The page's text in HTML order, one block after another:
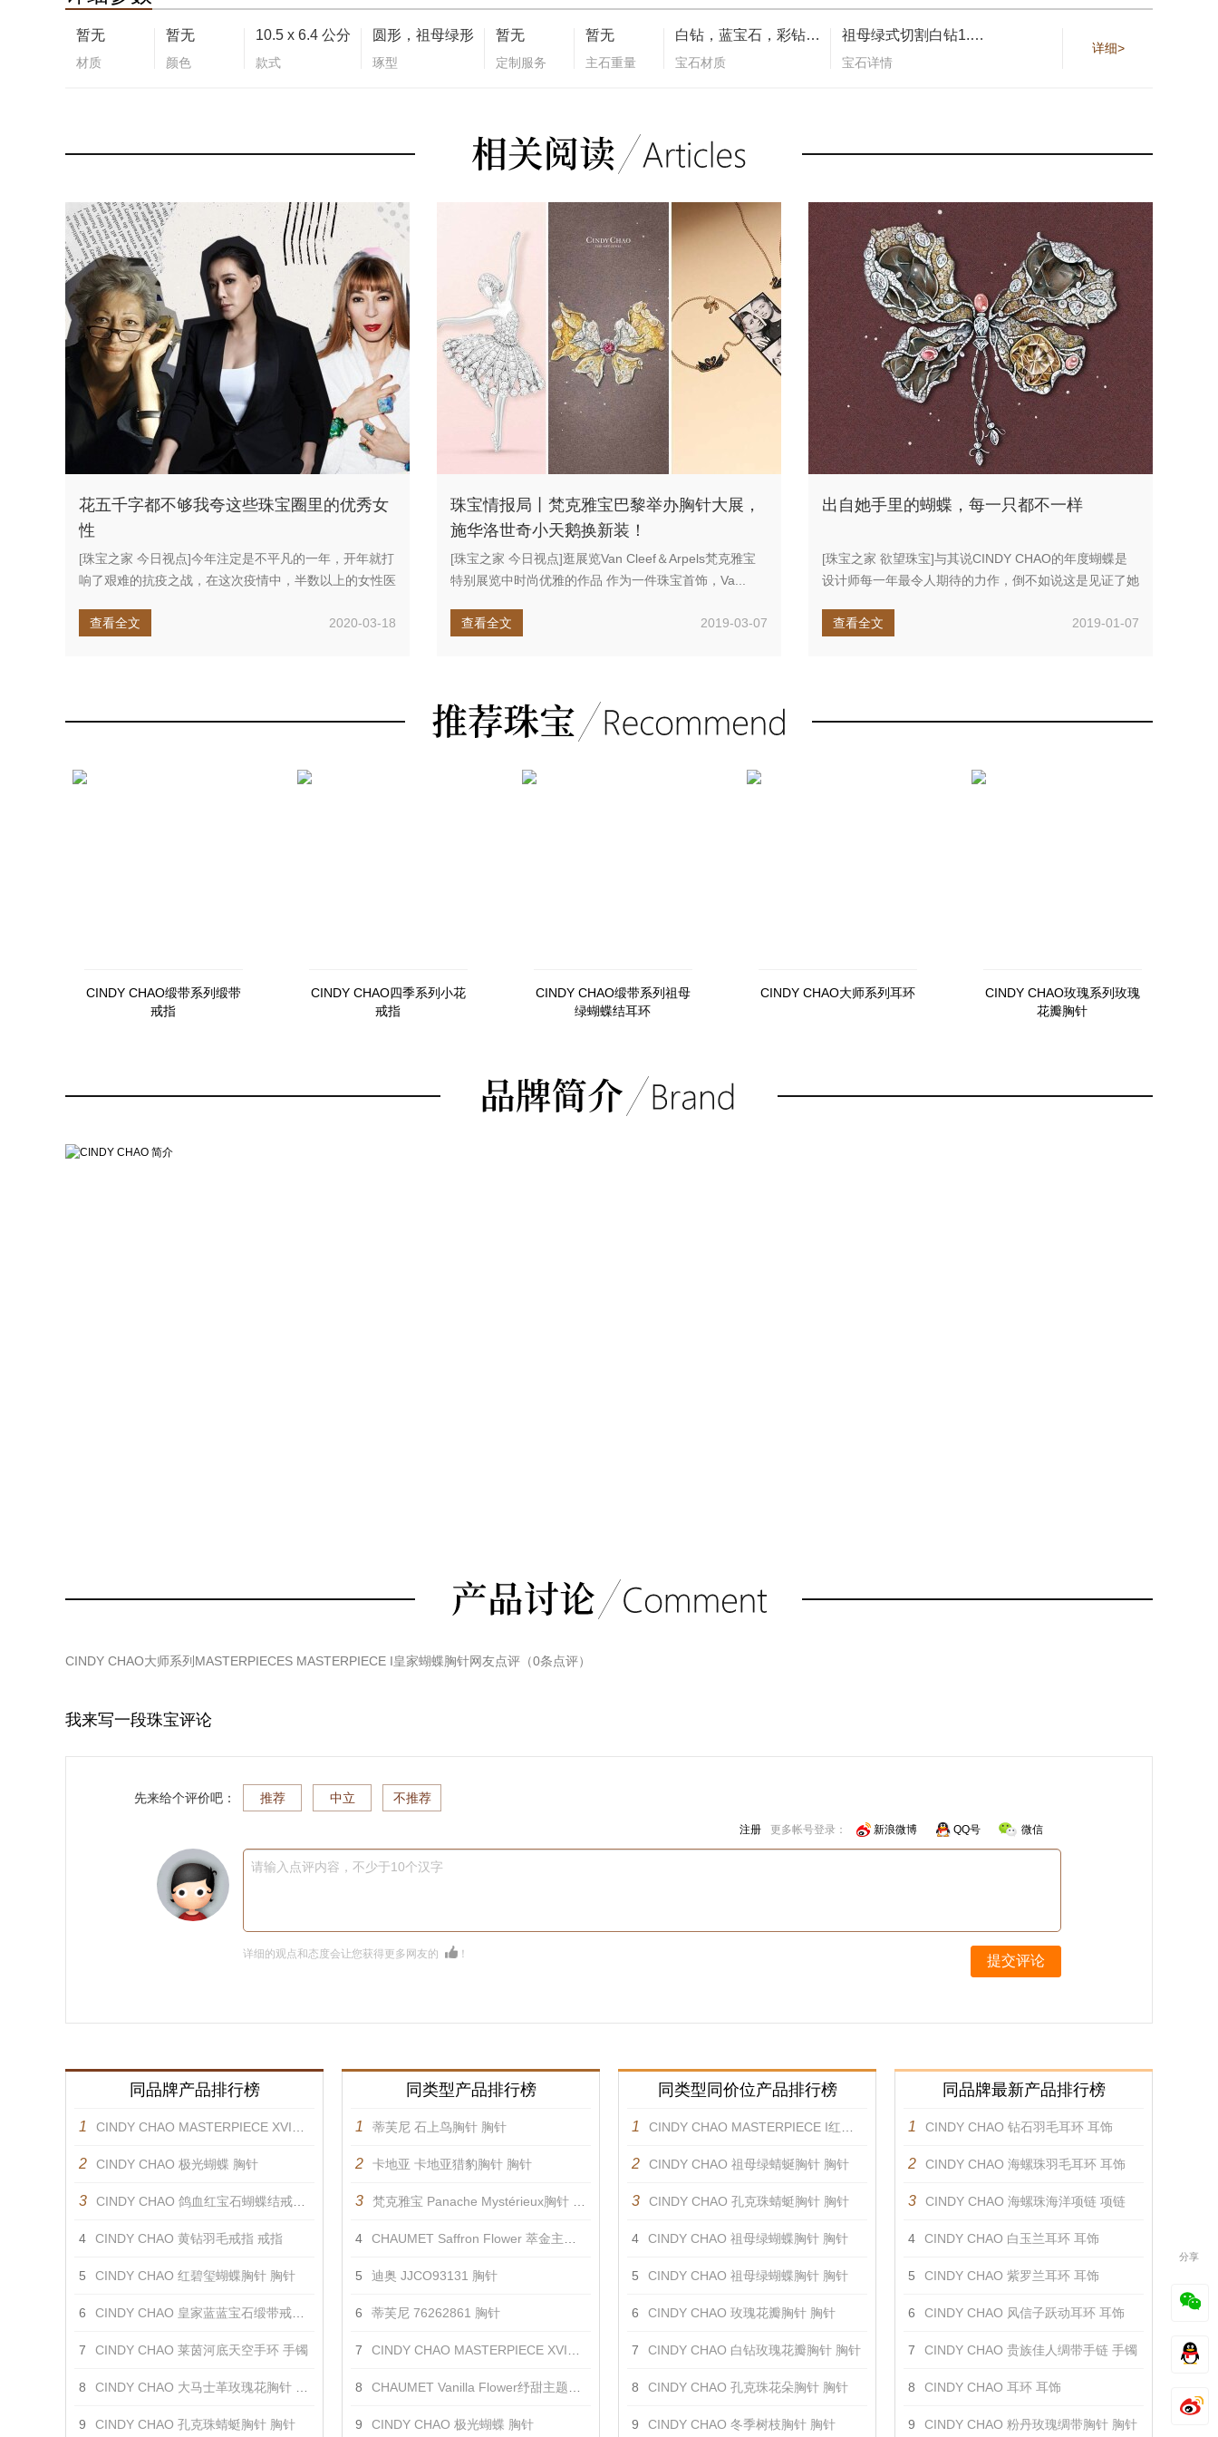
暂无
材质
暂无
颜色
10.5 x 6.4 公分
款式
圆形，祖母绿形
琢型
暂无
定制服务
暂无
主石重量
白钻，蓝宝石，彩钻，红宝石，沙弗莱石
宝石材质
祖母绿式切割白钻1.64克拉，钻石原胚约16.63克拉，白钻约19.20克拉，各色彩钻约12.96克拉，蓝宝石与变色蓝宝石约16.64克拉，红宝石约8.74克拉，沙弗莱石约1.16克拉
宝石详情
详细>
花五千字都不够我夸这些珠宝圈里的优秀女
性
[珠宝之家 今日视点]今年注定是不平凡的一年，开年就打
响了艰难的抗疫之战，在这次疫情中，半数以上的女性医
查看全文
2020-03-18
珠宝情报局丨梵克雅宝巴黎举办胸针大展，
施华洛世奇小天鹅换新装！
[珠宝之家 今日视点]逛展览Van Cleef＆Arpels梵克雅宝
特别展览中时尚优雅的作品 作为一件珠宝首饰，Va...
查看全文 2019-03-07
出自她手里的蝴蝶，每一只都不一样
[珠宝之家 欲望珠宝]与其说CINDY CHAO的年度蝴蝶是
设计师每一年最令人期待的力作，倒不如说这是见证了她
查看全文
2019-01-07
CINDY CHAO缎带系列缎带
戒指
CINDY CHAO四季系列小花
戒指
CINDY CHAO缎带系列祖母
绿蝴蝶结耳环
CINDY CHAO大师系列耳环
CINDY CHAO玫瑰系列玫瑰
花瓣胸针
CINDY CHAO大师系列MASTERPIECES MASTERPIECE I皇家蝴蝶胸针网友点评（0条点评）
我来写一段珠宝评论
先来给个评价吧： 推荐 中立 不推荐
注册 更多帐号登录： 新浪微博 QQ号 微信
请输入点评内容，不少于10个汉字
详细的观点和态度会让您获得更多网友的 ！ 提交评论
同品牌产品排行榜
1 CINDY CHAO MASTERPIECE XVI金黄羽饰 胸针
2 CINDY CHAO 极光蝴蝶 胸针
3 CINDY CHAO 鸽血红宝石蝴蝶结戒指 戒指
4 CINDY CHAO 黄钻羽毛戒指 戒指
5 CINDY CHAO 红碧玺蝴蝶胸针 胸针
6 CINDY CHAO 皇家蓝蓝宝石缎带戒指 戒指
7 CINDY CHAO 莱茵河底天空手环 手镯
8 CINDY CHAO 大马士革玫瑰花胸针 胸针
9 CINDY CHAO 孔克珠蜻蜓胸针 胸针
同类型产品排行榜
1 蒂芙尼 石上鸟胸针 胸针
2 卡地亚 卡地亚猎豹胸针 胸针
3 梵克雅宝 Panache Mystérieux胸针 胸针
4 CHAUMET Saffron Flower 萃金主题胸针2 胸针
5 迪奥 JJCO93131 胸针
6 蒂芙尼 76262861 胸针
7 CINDY CHAO MASTERPIECE XVI金黄羽饰 胸针
8 CHAUMET Vanilla Flower纾甜主题胸针 胸针
9 CINDY CHAO 极光蝴蝶 胸针
同类型同价位产品排行榜
1 CINDY CHAO MASTERPIECE I红宝侧飞蝴蝶 胸针
2 CINDY CHAO 祖母绿蜻蜒胸针 胸针
3 CINDY CHAO 孔克珠蜻蜓胸针 胸针
4 CINDY CHAO 祖母绿蝴蝶胸针 胸针
5 CINDY CHAO 祖母绿蝴蝶胸针 胸针
6 CINDY CHAO 玫瑰花瓣胸针 胸针
7 CINDY CHAO 白钻玫瑰花瓣胸针 胸针
8 CINDY CHAO 孔克珠花朵胸针 胸针
9 CINDY CHAO 冬季树枝胸针 胸针
同品牌最新产品排行榜
1 CINDY CHAO 钻石羽毛耳环 耳饰
2 CINDY CHAO 海螺珠羽毛耳环 耳饰
3 CINDY CHAO 海螺珠海洋项链 项链
4 CINDY CHAO 白玉兰耳环 耳饰
5 CINDY CHAO 紫罗兰耳环 耳饰
6 CINDY CHAO 风信子跃动耳环 耳饰
7 CINDY CHAO 贵族佳人绸带手链 手镯
8 CINDY CHAO 耳环 耳饰
9 CINDY CHAO 粉丹玫瑰绸带胸针 胸针
分享